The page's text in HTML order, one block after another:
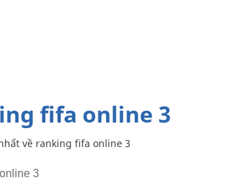
fifa online 3
về ranking fifa online 3
3